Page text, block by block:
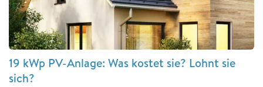
19 kWp PV-Anlage: Was kostet sie? Lohnt sie
sich?